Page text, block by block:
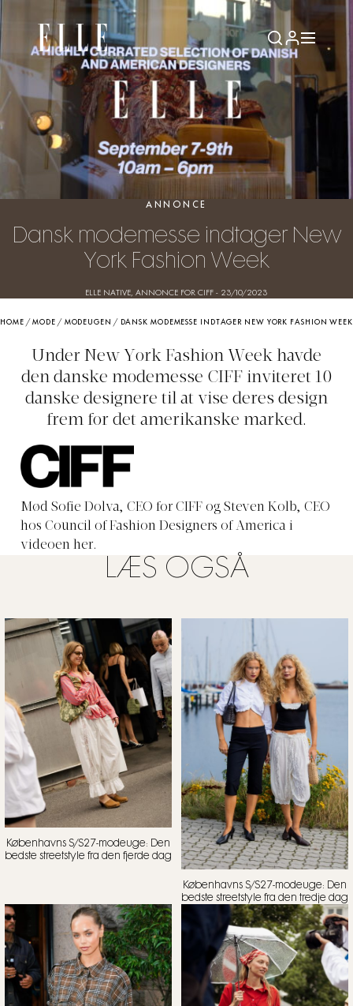
ANNONCE
Dansk modemesse indtager New
York Fashion Week
ELLE NATIVE, ANNONCE FOR CIFF - 23/10/2023
HOME /MODE / MODEUGEN / DANSK MODEMESSE INDTAGER NEW YORK FASHION WEEK
Under New York Fashion Week havde
den danske modemesse CIFF inviteret 10
danske designere til at vise deres design
frem for det amerikanske marked.
Mød Sofie Dolva, CEO for CIFF og Steven Kolb, CEO
hos Council of Fashion Designers of America i
videoen her.
LÆS OGSÅ
Københavns S/S27-modeuge: Den
bedste streetstyle fra den fjerde dag
Københavns S/S27-modeuge: Den
bedste streetstyle fra den tredje dag